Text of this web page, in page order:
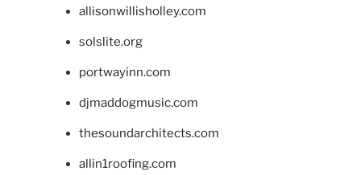
allisonwillisholley.com
solslite.org
portwayinn.com
djmaddogmusic.com
thesoundarchitects.com
allin1roofing.com